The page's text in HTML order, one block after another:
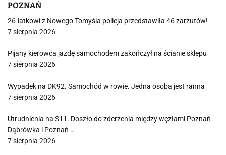
POZNAŃ
26-latkowi z Nowego Tomyśla policja przedstawiła 46 zarzutów!
7 sierpnia 2026
Pijany kierowca jazdę samochodem zakończył na ścianie sklepu
7 sierpnia 2026
Wypadek na DK92. Samochód w rowie. Jedna osoba jest ranna
7 sierpnia 2026
Utrudnienia na S11. Doszło do zderzenia między węzłami Poznań
Dąbrówka i Poznań …
7 sierpnia 2026